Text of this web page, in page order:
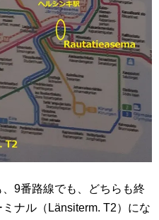
9番路線でも、どちらも終
ナル（Länsiterm. T2）にな